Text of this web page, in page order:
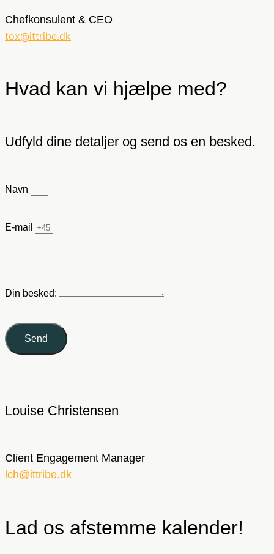
Chefkonsulent & CEO
tox@ittribe.dk
Hvad kan vi hjælpe med?
Udfyld dine detaljer og send os en besked.
Navn
E-mail
Din besked:
Send
Louise Christensen
Client Engagement Manager
lch@ittribe.dk
Lad os afstemme kalender!